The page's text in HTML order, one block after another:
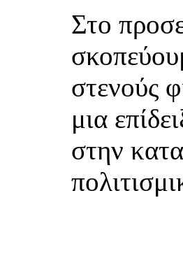
Στο
στενούς
μια
στην